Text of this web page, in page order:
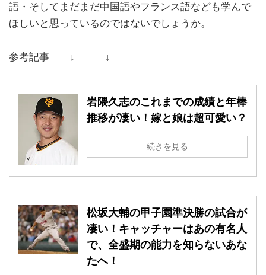
語・そしてまだまだ中国語やフランス語なども学んで
ほしいと思っているのではないでしょうか。
参考記事 ↓ ↓
岩隈久志のこれまでの成績と年棒
推移が凄い！嫁と娘は超可愛い？
続きを見る
松坂大輔の甲子園準決勝の試合が
凄い！キャッチャーはあの有名人
で、全盛期の能力を知らないあな
たへ！